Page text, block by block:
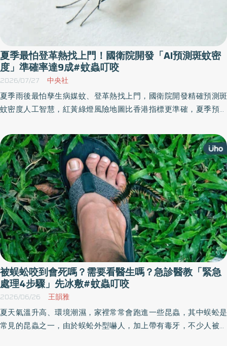
夏季最怕登革熱找上門！國衛院開發「AI預測斑蚊密
度」準確率達9成#蚊蟲叮咬
2026/07/27 中央社
夏季雨後最怕孳生病媒蚊、登革熱找上門，國衛院開發精確預測斑
蚊密度人工智慧，紅黃綠燈風險地圖比香港指標更準確，夏季預測
約6～7成。這套系統也是未來病媒蚊智慧防治重要方向，可作為政
策制定者規劃防疫策略重要依據。
被蜈蚣咬到會死嗎？需要看醫生嗎？急診醫教「緊急
處理4步驟」先冰敷#蚊蟲叮咬
2026/06/26 王韻雅
夏天氣溫升高、環境潮濕，家裡常常會跑進一些昆蟲，其中蜈蚣是
常見的昆蟲之一，由於蜈蚣外型嚇人，加上帶有毒牙，不少人被咬